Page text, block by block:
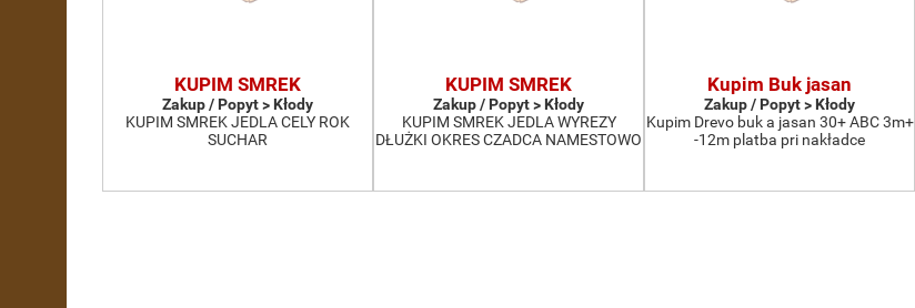
KUPIM SMREK
Zakup / Popyt > Kłody
KUPIM SMREK JEDLA CELY ROK
SUCHAR
KUPIM SMREK
Zakup / Popyt > Kłody
KUPIM SMREK JEDLA WYREZY
DŁUŻKI OKRES CZADCA NAMESTOWO
Kupim Buk jasan
Zakup / Popyt > Kłody
Kupim Drevo buk a jasan 30+ ABC 3m+
-12m platba pri nakładce